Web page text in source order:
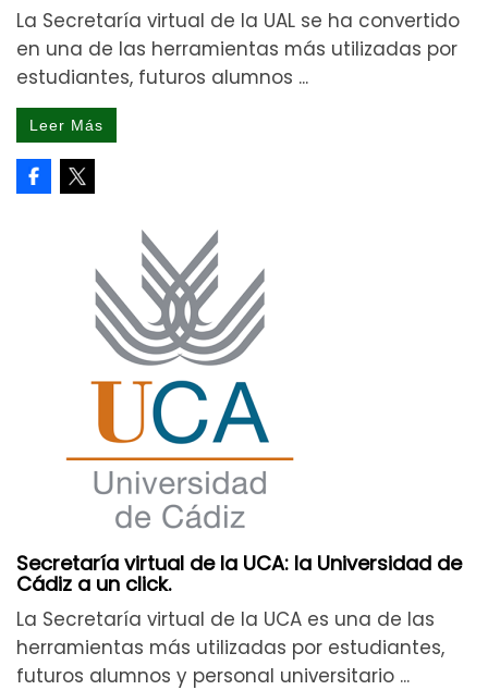
La Secretaría virtual de la UAL se ha convertido
en una de las herramientas más utilizadas por
estudiantes, futuros alumnos ...
Leer Más
Secretaría virtual de la UCA: la Universidad de
Cádiz a un click.
La Secretaría virtual de la UCA es una de las
herramientas más utilizadas por estudiantes,
futuros alumnos y personal universitario ...